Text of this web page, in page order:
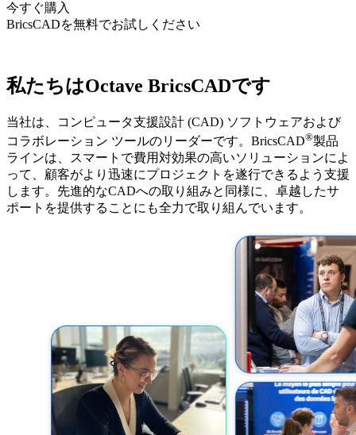
今すぐ購入
BricsCADを無料でお試しください
私たちはOctave BricsCADです
当社は、コンピュータ支援設計 (CAD) ソフトウェアおよび
コラボレーション ツールのリーダーです。BricsCAD®製品
ラインは、スマートで費用対効果の高いソリューションによ
って、顧客がより迅速にプロジェクトを遂行できるよう支援
します。先進的なCADへの取り組みと同様に、卓越したサ
ポートを提供することにも全力で取り組んでいます。